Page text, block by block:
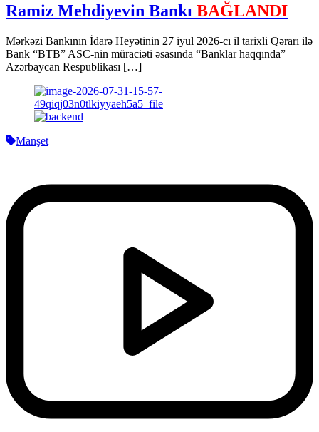
Ramiz Mehdiyevin Bankı BAĞLANDI
Mərkəzi Bankının İdarə Heyətinin 27 iyul 2026-cı il tarixli Qərarı ilə
Bank “BTB” ASC-nin müraciəti əsasında “Banklar haqqında”
Azərbaycan Respublikası […]
Manşet